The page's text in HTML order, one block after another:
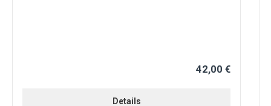
Regulärer Preis:
42,00 €
Details